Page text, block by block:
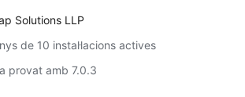
Solutions LLP
de 10 instal·lacions actives
provat amb 7.0.3